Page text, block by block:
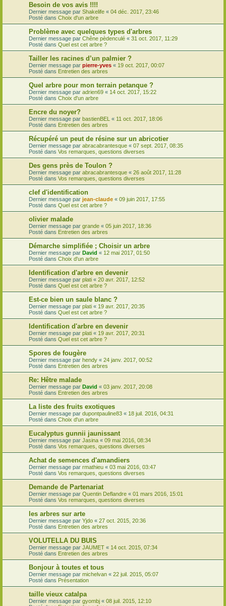
Besoin de vos avis !!!!
Dernier message par Shakelife « 04 déc. 2017, 23:46
Posté dans Choix d'un arbre
Problème avec quelques types d'arbres
Dernier message par Chêne pèdenculé « 31 oct. 2017, 11:29
Posté dans Quel est cet arbre ?
Tailler les racines d’un palmier ?
Dernier message par pierre-yves « 19 oct. 2017, 00:07
Posté dans Entretien des arbres
Quel arbre pour mon terrain petanque ?
Dernier message par adrien69 « 14 oct. 2017, 15:22
Posté dans Choix d'un arbre
Encre du noyer?
Dernier message par bastienBEL « 11 oct. 2017, 18:06
Posté dans Entretien des arbres
Récupéré un peut de résine sur un abricotier
Dernier message par abracabrantesque « 07 sept. 2017, 08:35
Posté dans Vos remarques, questions diverses
Des gens près de Toulon ?
Dernier message par abracabrantesque « 26 août 2017, 11:28
Posté dans Vos remarques, questions diverses
clef d'identification
Dernier message par jean-claude « 09 juin 2017, 17:55
Posté dans Quel est cet arbre ?
olivier malade
Dernier message par grande « 05 juin 2017, 18:36
Posté dans Entretien des arbres
Démarche simplifiée ; Choisir un arbre
Dernier message par David « 12 mai 2017, 01:50
Posté dans Choix d'un arbre
Identification d'arbre en devenir
Dernier message par plati « 20 avr. 2017, 12:52
Posté dans Quel est cet arbre ?
Est-ce bien un saule blanc ?
Dernier message par plati « 19 avr. 2017, 20:35
Posté dans Quel est cet arbre ?
Identification d'arbre en devenir
Dernier message par plati « 19 avr. 2017, 20:31
Posté dans Quel est cet arbre ?
Spores de fougère
Dernier message par hendy « 24 janv. 2017, 00:52
Posté dans Entretien des arbres
Re: Hêtre malade
Dernier message par David « 03 janv. 2017, 20:08
Posté dans Entretien des arbres
La liste des fruits exotiques
Dernier message par dupontpauline83 « 18 juil. 2016, 04:31
Posté dans Choix d'un arbre
Eucalyptus gunnii jaunissant
Dernier message par Jasina « 09 mai 2016, 08:34
Posté dans Vos remarques, questions diverses
Achat de semences d'amandiers
Dernier message par rmathieu « 03 mai 2016, 03:47
Posté dans Vos remarques, questions diverses
Demande de Partenariat
Dernier message par Quentin Deflandre « 01 mars 2016, 15:01
Posté dans Vos remarques, questions diverses
les arbres sur arte
Dernier message par Yjdo « 27 oct. 2015, 20:36
Posté dans Entretien des arbres
VOLUTELLA DU BUIS
Dernier message par JAUMET « 14 oct. 2015, 07:34
Posté dans Entretien des arbres
Bonjour à toutes et tous
Dernier message par michelvan « 22 juil. 2015, 05:07
Posté dans Présentation
taille vieux catalpa
Dernier message par gyombj « 08 juil. 2015, 12:10